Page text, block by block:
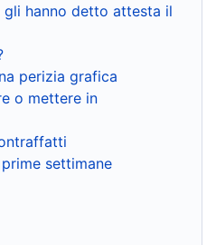
hanno detto attesta il
perizia grafica
o mettere in
settimane